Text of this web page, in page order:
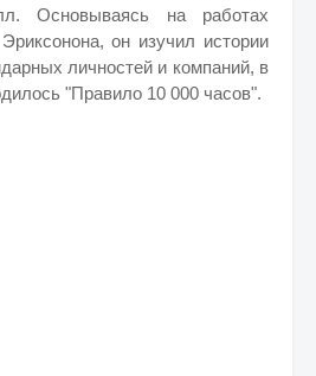
Основываясь на работах
он изучил истории
личностей и компаний, в
"Правило 10 000 часов".